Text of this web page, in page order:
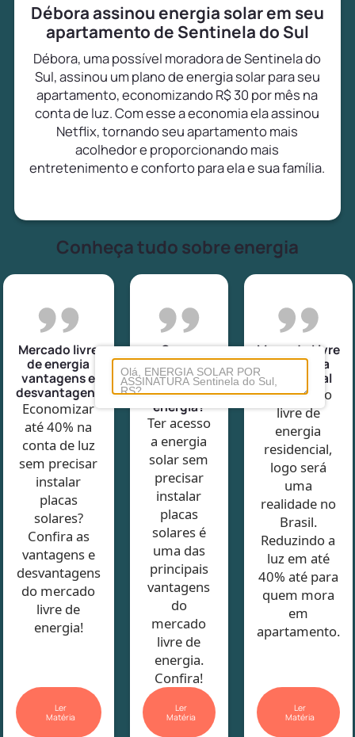
Débora assinou energia solar em seu
apartamento de Sentinela do Sul
Débora, uma possível moradora de Sentinela do
Sul, assinou um plano de energia solar para seu
apartamento, economizando R$ 30 por mês na
conta de luz. Com esse a economia ela assinou
Netflix, tornando seu apartamento mais
acolhedor e proporcionando mais
entretenimento e conforto para ela e sua família.
Conheça tudo sobre energia
Mercado livre
de energia
vantagens e
desvantagens
Economizar
até 40% na
conta de luz
sem precisar
instalar
placas
solares?
Confira as
vantagens e
desvantagens
do mercado
livre de
energia!
Ler
Matéria
Como
funciona o
mercado
livre de
energia?
Ter acesso
a energia
solar sem
precisar
instalar
placas
solares é
uma das
principais
vantagens
do
mercado
livre de
energia.
Confira!
Ler
Matéria
Mercado Livre
de Energia
Residencial
O Mercado
livre de
energia
residencial,
logo será
uma
realidade no
Brasil.
Reduzindo a
luz em até
40% até para
quem mora
em
apartamento.
Ler
Matéria